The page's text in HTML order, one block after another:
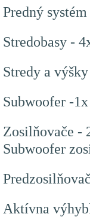
Predný systém
Stredobasy -
Stredy a
Subwoofer -
Zosilňovače -
Subwoofer
Aktívna